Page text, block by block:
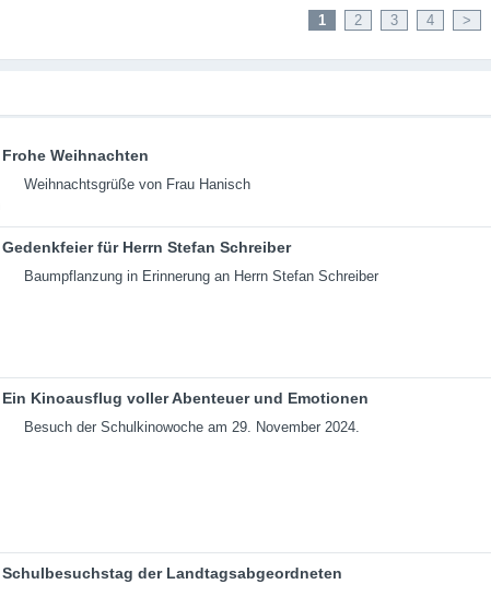
1 2 3 4 >
Frohe Weihnachten
Weihnachtsgrüße von Frau Hanisch
Gedenkfeier für Herrn Stefan Schreiber
Baumpflanzung in Erinnerung an Herrn Stefan Schreiber
Ein Kinoausflug voller Abenteuer und Emotionen
Besuch der Schulkinowoche am 29. November 2024.
Schulbesuchstag der Landtagsabgeordneten